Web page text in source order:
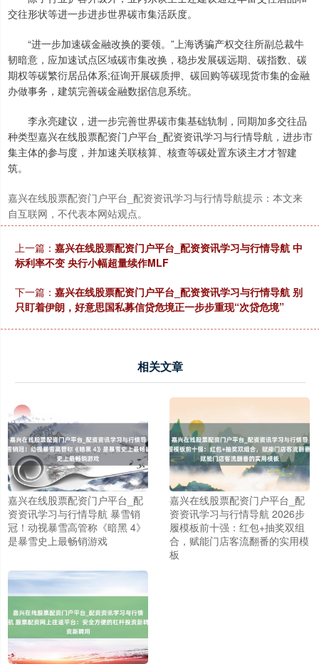
交往形状等进一步进步世界碳市集活跃度。
“进一步加速碳金融改换的要领。”上海诱骗产权交往所副总裁牛
韧暗意，应加速试点区域碳市集改换，稳步发展碳远期、碳指数、碳
期权等碳繁衍居品体系;征询开展碳质押、碳回购等碳现货市集的金融
办做事务，建筑完善碳金融数据信息系统。
李永亮建议，进一步完善世界碳市集基础轨制，同期加多交往品
种类型嘉兴在线股票配资门户平台_配资资讯学习与行情导航，进步市
集主体的参与度，并加速关联核算、核查等碳处置东谈主才才智建
筑。
嘉兴在线股票配资门户平台_配资资讯学习与行情导航提示：本文来
自互联网，不代表本网站观点。
上一篇： 嘉兴在线股票配资门户平台_配资资讯学习与行情导航 中
标利率不变 央行小幅超量续作MLF
下一篇： 嘉兴在线股票配资门户平台_配资资讯学习与行情导航 别
只盯着伊朗，好意思国私募信贷危境正一步步重现“次贷危境”
相关文章
嘉兴在线股票配资门户平台_配
资资讯学习与行情导航 暴雪销
冠！动视暴雪高管称《暗黑 4》
是暴雪史上最畅销游戏
嘉兴在线股票配资门户平台_配
资资讯学习与行情导航 2026步
履模板前十强：红包+抽奖双组
合，赋能门店客流翻番的实用模
板
3966.59